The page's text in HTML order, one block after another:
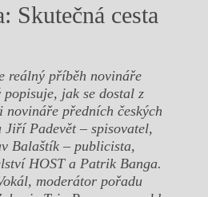
Skutečná cesta
reálný příběh novináře
jak se dostal z
novináře předních českých
Padevět – spisovatel,
Balaštík – publicista,
HOST a Patrik Banga.
moderátor pořadu